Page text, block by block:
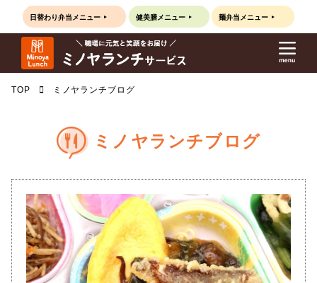
日替わり弁当 メニュー 健美膳メニュー 麺弁当 メニュー
TOP ミノヤランチブログ
ミノヤランチブログ